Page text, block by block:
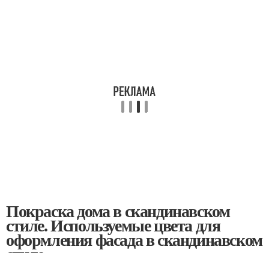
Покраска дома в скандинавском
стиле. Используемые цвета для
оформления фасада в скандинавском